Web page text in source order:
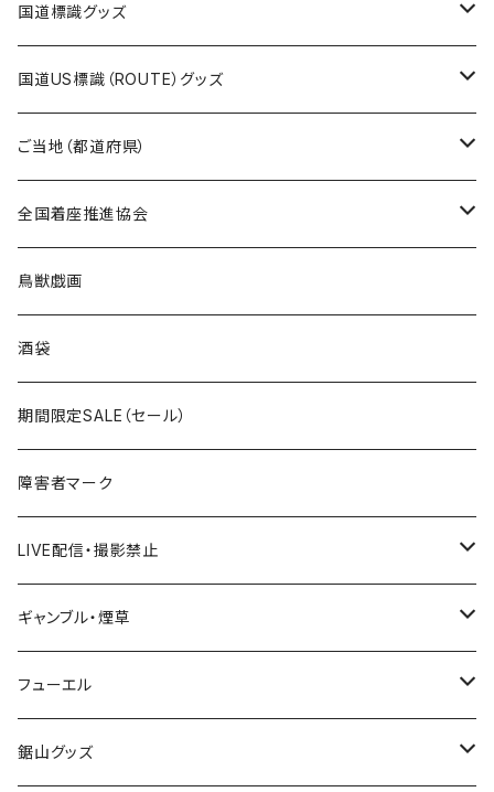
エコバッグ
モーテルキーホルダー
トートバッグ
エコバッグ
千葉ロッテマリーンズコラボ
モーテルキーホルダー
ホテルキーホルダー
トートバッグ
ホテルキーホルダー
ステッカー
ステッカー
ホテルキーホルダー
国道標識グッズ
ステッカー
国道0～99号線
国道100～199号線
国道600～699号線
国道700～799号線
Tシャツ
キャップ
国道US標識（ROUTE）グッズ
ステッカー
ROUTE 0～99号線
ROUTE100～199号線
ROUTE600～699号線
ROUTE700～799号線
Tシャツ
ROUTE 0～99号線
ROUTE 100～199号線
ROUTE 600～699号線
ROUTE 700～799号線
キャップ
ROUTE 0～99号線
ROUTE 100～199号線
ROUTE 600～699号線
ROUTE 700～799号線
ご当地（都道府県）
北海道
青森県
岩手県
宮城県
秋田県
Tシャツ
ステッカー
山形県
福島県
茨城県
栃木県
全国着座推進協会
ステッカー
鳥獣戯画
酒袋
期間限定SALE（セール）
障害者マーク
LIVE配信・撮影禁止
LIVE配信禁止
撮影禁止
ギャンブル・煙草
ホテルキーホルダー
たばこ・禁煙ステッカー
フューエル
ステッカー
鋸山グッズ